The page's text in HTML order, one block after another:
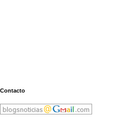
Contacto